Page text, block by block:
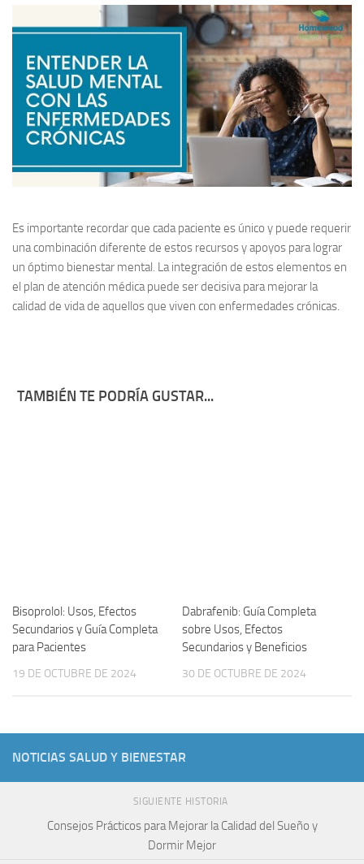
Es importante recordar que cada paciente es único y puede requerir
una combinación diferente de estos recursos y apoyos para lograr
un óptimo bienestar mental. La integración de estos elementos en
el plan de atención médica puede ser decisiva para mejorar la
calidad de vida de aquellos que viven con enfermedades crónicas.
TAMBIÉN TE PODRÍA GUSTAR...
Bisoprolol: Usos, Efectos
Secundarios y Guía Completa
para Pacientes
19 DE OCTUBRE DE 2024
Dabrafenib: Guía Completa
sobre Usos, Efectos
Secundarios y Beneficios
30 DE OCTUBRE DE 2024
NOTICIAS SALUD Y BIENESTAR
SIGUIENTE HISTORIA
Consejos Prácticos para Mejorar la Calidad del Sueño y
Dormir Mejor